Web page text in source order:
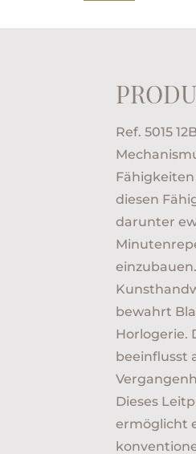
Ref. 5015
diesen
darunter
bewahrt
Horlogerie.
beeinflusst
Dieses
ermöglicht